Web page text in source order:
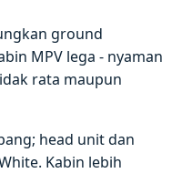
ground
MPV lega - nyaman
rata maupun
head unit dan
Kabin lebih